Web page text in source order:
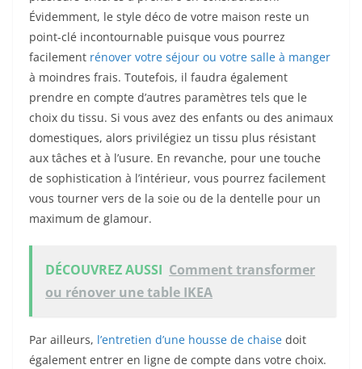
Évidemment, le style déco de votre maison reste un
point-clé incontournable puisque vous pourrez
facilement rénover votre séjour ou votre salle à manger
à moindres frais. Toutefois, il faudra également
prendre en compte d’autres paramètres tels que le
choix du tissu. Si vous avez des enfants ou des animaux
domestiques, alors privilégiez un tissu plus résistant
aux tâches et à l’usure. En revanche, pour une touche
de sophistication à l’intérieur, vous pourrez facilement
vous tourner vers de la soie ou de la dentelle pour un
maximum de glamour.
DÉCOUVREZ AUSSI Comment transformer
ou rénover une table IKEA
Par ailleurs, l’entretien d’une housse de chaise doit
également entrer en ligne de compte dans votre choix.